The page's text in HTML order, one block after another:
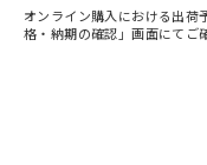
オンライン購入における出荷
格・納期の確認」画面にてご